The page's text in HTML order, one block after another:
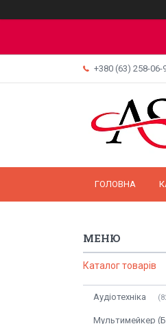
+380 (63) 258-06-
ГОЛОВНА
Каталог товарів
Аудіотехніка
Мультимейкер